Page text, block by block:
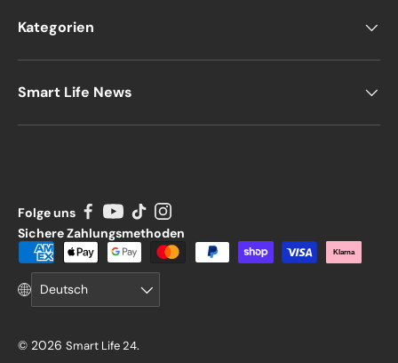
Kategorien
Smart Life News
Sprache
Deutsch
Folge uns
Sichere Zahlungsmethoden
Zahlungsmethoden
Klarna
© 2026 Smart Life 24.